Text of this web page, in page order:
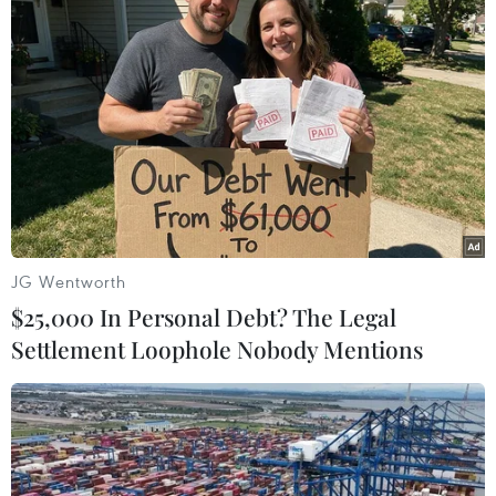
#Giải cờ vua Quốc tế
Theo dõi VietnamPlus
JG Wentworth
$25,000 In Personal Debt? The Legal
Settlement Loophole Nobody Mentions